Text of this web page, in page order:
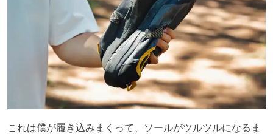
これは僕が履き込みまくって、ソールがツルツルになるま